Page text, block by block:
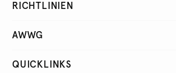
RICHTLINIEN
AWWG
QUICKLINKS